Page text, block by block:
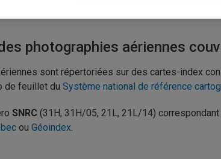
photographies aériennes
sont répertoriées sur des cartes-index
de feuillet du Système national de référence
SNRC (31H, 31H/05, 21L, 21L/14)
ou Géoindex.